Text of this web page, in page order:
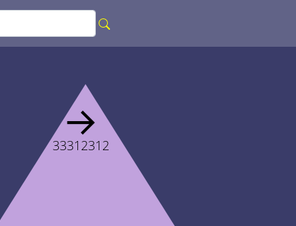
→
33312312